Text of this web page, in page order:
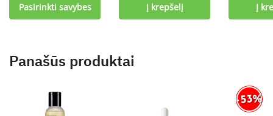
Pasirinkti savybes Į krepšelį Į
Panašūs produktai
-53%